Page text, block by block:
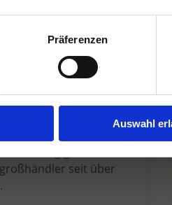
Präferenzen
Auswahl
Dranken seit
seit über